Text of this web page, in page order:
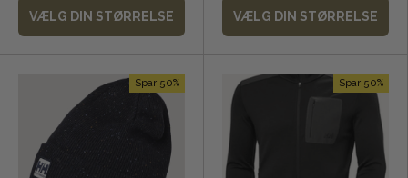
VÆLG DIN STØRRELSE VÆLG DIN STØRRELSE
Spar 50% Spar 50%